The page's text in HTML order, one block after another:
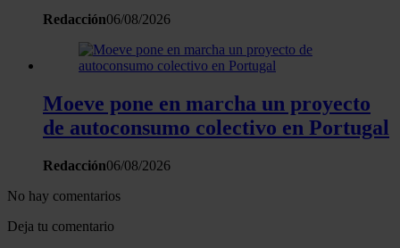
Redacción06/08/2026
Moeve pone en marcha un proyecto
de autoconsumo colectivo en Portugal
Redacción06/08/2026
No hay comentarios
Deja tu comentario